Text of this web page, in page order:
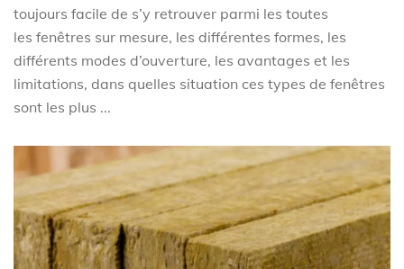
toujours facile de s’y retrouver parmi les toutes
les fenêtres sur mesure, les différentes formes, les
différents modes d’ouverture, les avantages et les
limitations, dans quelles situation ces types de fenêtres
sont les plus ...